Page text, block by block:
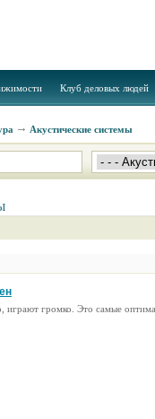
Клуб деловых людей
Акустические системы
играют громко. Это самые